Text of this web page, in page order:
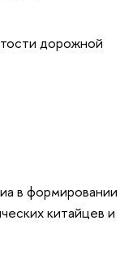
дорожной
в формировании
китайцев и